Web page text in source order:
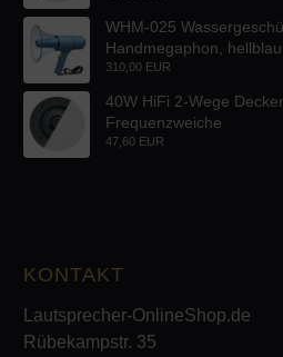
WHM-025
Handmegaphon, hellblau
310,00 EUR
40W HiFi 2-Wege
Frequenzweiche
47,60 EUR
KONTAKT
Lautsprecher-OnlineShop.de
Rübekampstr. 35